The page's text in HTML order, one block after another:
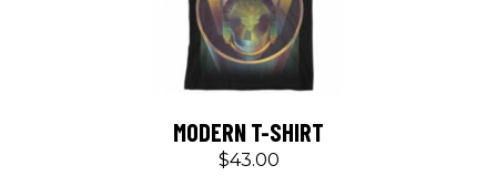
MODERN T-SHIRT
$43.00